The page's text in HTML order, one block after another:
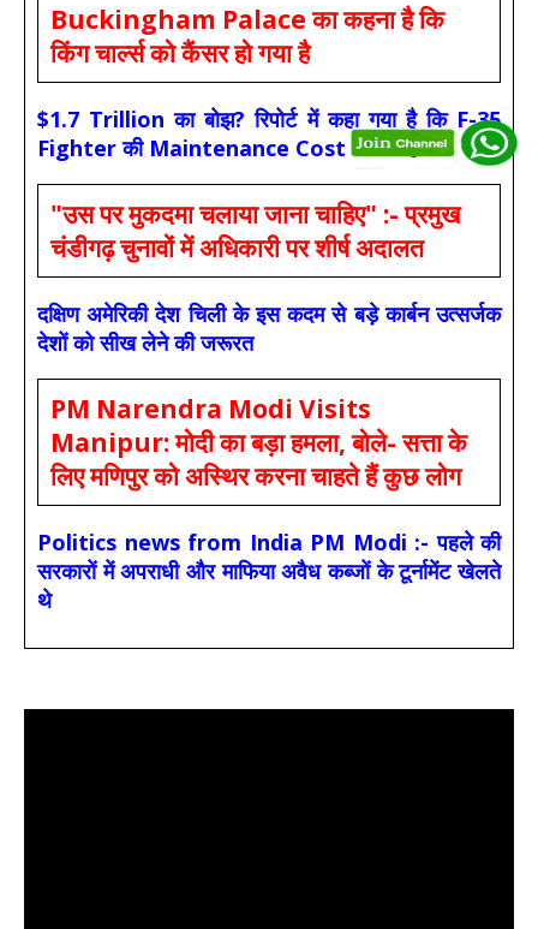
Buckingham Palace का कहना है कि
किंग चार्ल्स को कैंसर हो गया है
$1.7 Trillion का बोझ? रिपोर्ट में कहा गया है कि F-35
Fighter की Maintenance Cost अधिक है
"उस पर मुकदमा चलाया जाना चाहिए" :- प्रमुख
चंडीगढ़ चुनावों में अधिकारी पर शीर्ष अदालत
दक्षिण अमेरिकी देश चिली के इस कदम से बड़े कार्बन उत्सर्जक
देशों को सीख लेने की जरूरत
PM Narendra Modi Visits
Manipur: मोदी का बड़ा हमला, बोले- सत्ता के
लिए मणिपुर को अस्थिर करना चाहते हैं कुछ लोग
Politics news from India PM Modi :- पहले की
सरकारों में अपराधी और माफिया अवैध कब्जों के टूर्नामेंट खेलते
थे